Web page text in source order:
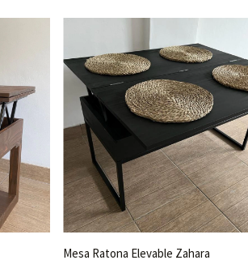
Mesa Ratona Elevable Zahara